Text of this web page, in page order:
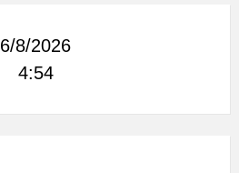
6/8/2026
4:54